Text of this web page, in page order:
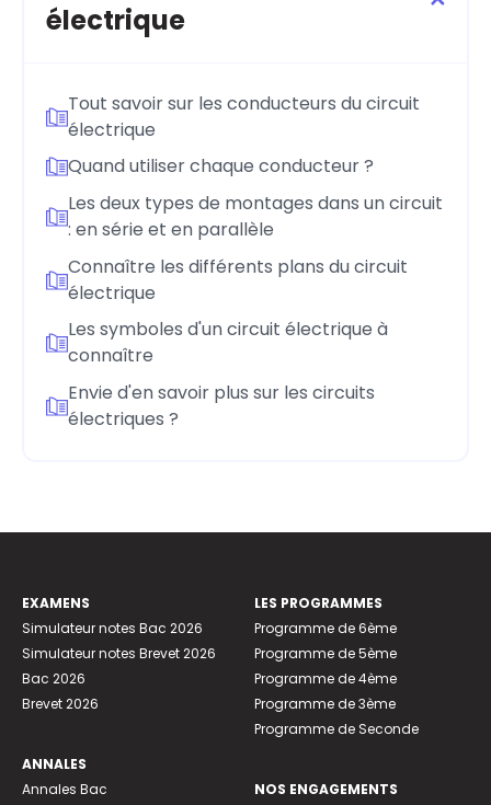
électrique
Tout savoir sur les conducteurs du circuit
électrique
Quand utiliser chaque conducteur ?
Les deux types de montages dans un circuit
: en série et en parallèle
Connaître les différents plans du circuit
électrique
Les symboles d'un circuit électrique à
connaître
Envie d'en savoir plus sur les circuits
électriques ?
EXAMENS
Simulateur notes Bac 2026
Simulateur notes Brevet 2026
Bac 2026
Brevet 2026
ANNALES
Annales Bac
LES PROGRAMMES
Programme de 6ème
Programme de 5ème
Programme de 4ème
Programme de 3ème
Programme de Seconde
NOS ENGAGEMENTS